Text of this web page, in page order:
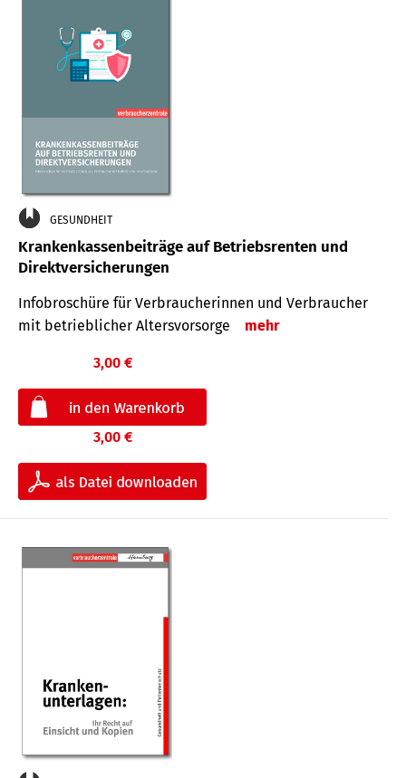
GESUNDHEIT
Krankenkassenbeiträge auf Betriebsrenten und
Direktversicherungen
Infobroschüre für Verbraucherinnen und Verbraucher
mit betrieblicher Altersvorsorge
mehr
3,00 €
3,00 €